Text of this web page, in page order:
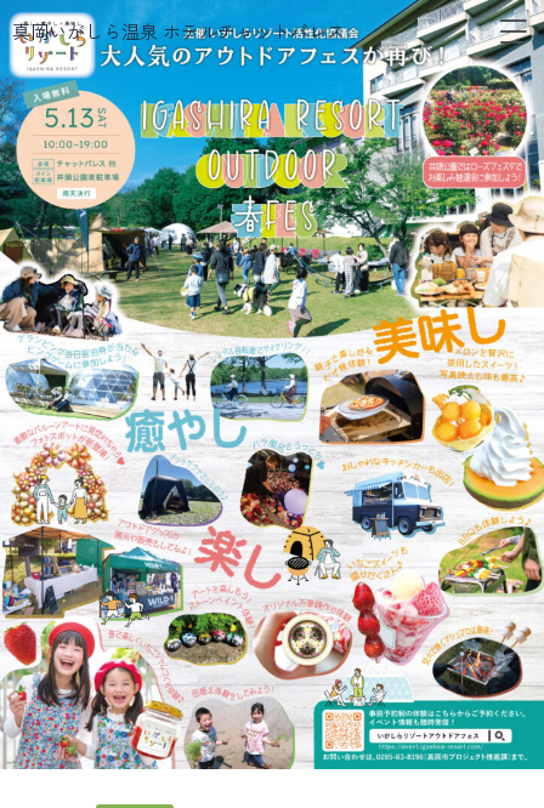
内
容
を
ス
キ
ッ
プ
真岡いがしら温泉 ホテルチャットパレス
メ
ニ
ュ
ー